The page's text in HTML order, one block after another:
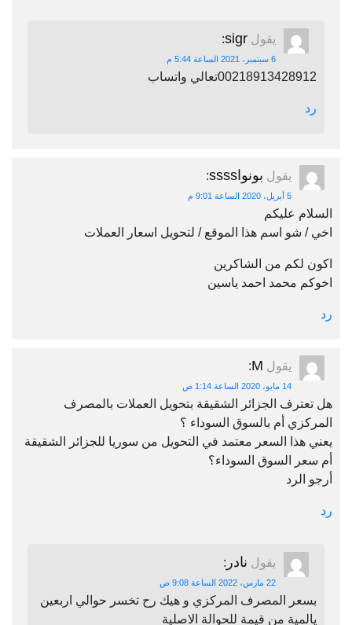
يقول sigr
:
6 سبتمبر، 2021 الساعة 5:44 م
00218913428912تعالي واتساب
رد
يقول بونواssss :
5 أبريل، 2020 الساعة 9:01 م
السلام عليكم
اخي / شو اسم هذا الموقع / لتحويل اسعار العملات
اكون لكم من الشاكرين
اخوكم محمد احمد ياسين
رد
يقول M
:
14 مايو، 2020 الساعة 1:14 ص
هل تعترف الجزائر الشقيقة بتحويل العملات بالمصرف
المركزي أم بالسوق السوداء ؟
يعني هذا السعر معتمد في التحويل من سوريا للجزائر الشقيقة
أم سعر السوق السوداء؟
أرجو الرد
رد
يقول نادر :
22 مارس، 2022 الساعة 9:08 ص
بسعر المصرف المركزي و هيك رح تخسر حوالي اربعين
يالمية من قيمة للحوالة الاصلية